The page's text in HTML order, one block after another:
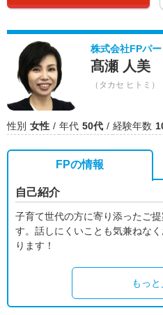
株式会社FPパ
髙瀬 人美
（タカセ ヒトミ）
性別 女性 年代 50代 経験年数
FPの情報
自己紹介
子育て世代の方に寄り添ったご
す。話しにくいことも気兼ねな
ります！
もっ